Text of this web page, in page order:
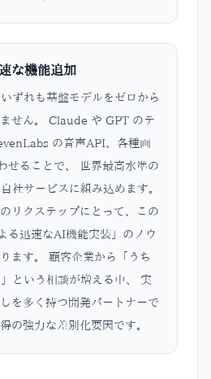
な機能追加
ずれも基盤モデルをゼロから
せん。 Claude や GPT のテ
の音声API、各種画
せることで、 世界最高水準の
社サービスに組み込めます。
リクステップにとって、この
る迅速なAI機能実装」のノウ
ます。 顧客企業から「うち
という相談が増える中、 実
を多く持つ開発パートナーで
の強力な差別化要因です。